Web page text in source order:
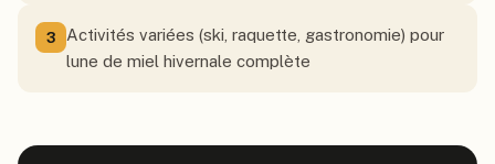
3
Activités variées (ski, raquette, gastronomie) pour
lune de miel hivernale complète